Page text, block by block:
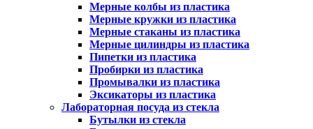
Мерные колбы из пластика
Мерные кружки из пластика
Мерные стаканы из пластика
Мерные цилиндры из пластика
Пипетки из пластика
Пробирки из пластика
Промывалки из пластика
Эксикаторы из пластика
Лабораторная посуда из стекла
Бутылки из стекла